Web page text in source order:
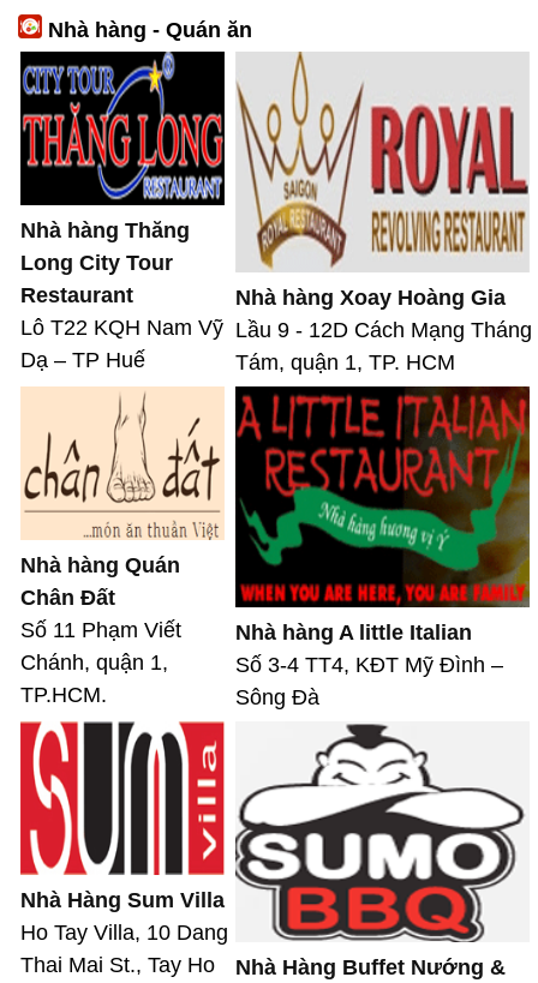
Nhà hàng - Quán ăn
Nhà hàng Thăng
Long City Tour
Restaurant
Lô T22 KQH Nam Vỹ
Dạ – TP Huế
Nhà hàng Xoay Hoàng Gia
Lầu 9 - 12D Cách Mạng Tháng
Tám, quận 1, TP. HCM
Nhà hàng Quán
Chân Đất
Số 11 Phạm Viết
Chánh, quận 1,
TP.HCM.
Nhà hàng A little Italian
Số 3-4 TT4, KĐT Mỹ Đình –
Sông Đà
Nhà Hàng Sum Villa
Ho Tay Villa, 10 Dang
Thai Mai St., Tay Ho
Nhà Hàng Buffet Nướng &